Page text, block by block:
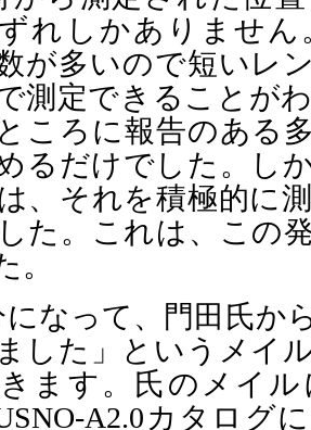
れしかありませ
が多いので短いレ
測定できることが
ころに報告のある
るだけでした。し
、それを積極的に
た。これは、この
。
になって、門田氏か
した」というメイ
ます。氏のメイ
A2.0カタログ